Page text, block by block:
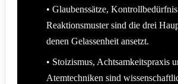
• Glaubenssätze,
Reaktionsmuster sind die drei
denen Gelassenheit ansetzt.
• Stoizismus, Achtsamkeitspraxis
Atemtechniken sind